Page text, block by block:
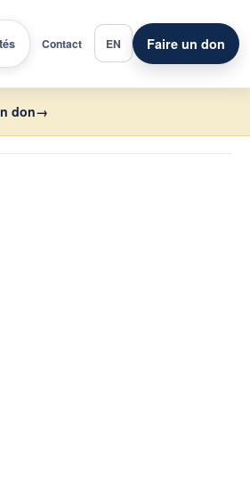
Contact EN Faire un don
don→